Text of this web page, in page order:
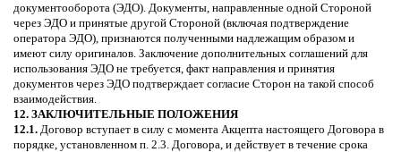
документооборота (ЭДО). Документы, направленные одной Стороной
через ЭДО и принятые другой Стороной (включая подтверждение
оператора ЭДО), признаются полученными надлежащим образом и
имеют силу оригиналов. Заключение дополнительных соглашений для
использования ЭДО не требуется, факт направления и принятия
документов через ЭДО подтверждает согласие Сторон на такой способ
взаимодействия.
12. ЗАКЛЮЧИТЕЛЬНЫЕ ПОЛОЖЕНИЯ
12.1. Договор вступает в силу с момента Акцепта настоящего Договора в
порядке, установленном п. 2.3. Договора, и действует в течение срока